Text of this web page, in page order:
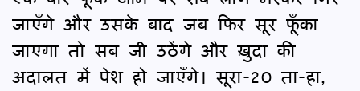
जाएँगे और उसके बाद जब फिर सूर फूँका
जाएगा तो सब जी उठेंगे और ख़ुदा की
अदालत में पेश हो जाएँगे। सूरा-20 ता-हा,